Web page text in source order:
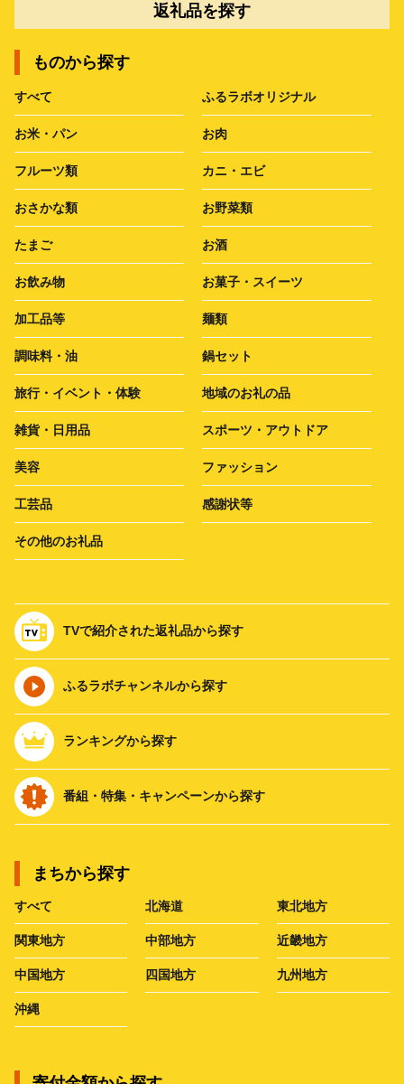
返礼品を探す
ものから探す
すべて ふるラボオリジナル
お米・パン お肉
フルーツ類 カニ・エビ
おさかな類 お野菜類
たまご お酒
お飲み物 お菓子・スイーツ
加工品等 麺類
調味料・油 鍋セット
旅行・イベント・体験 地域のお礼の品
雑貨・日用品 スポーツ・アウトドア
美容 ファッション
工芸品 感謝状等
その他のお礼品
TVで紹介された返礼品から探す
ふるラボチャンネルから探す
ランキングから探す
番組・特集・キャンペーンから探す
まちから探す
すべて 北海道 東北地方
関東地方 中部地方 近畿地方
中国地方 四国地方 九州地方
沖縄